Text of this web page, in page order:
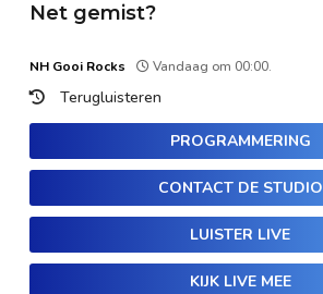
Net gemist?
NH Gooi Rocks Vandaag om 00:00.
Terugluisteren
PROGRAMMERING
CONTACT DE STUDIO
LUISTER LIVE
KIJK LIVE MEE